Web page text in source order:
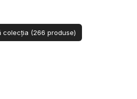
colecția (266 produse)